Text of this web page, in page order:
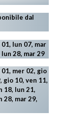
dal
01, lun 07, mar
lun 28, mar 29
01, mer 02, gio
gio 10, ven 11,
18, lun 21,
28, mar 29,